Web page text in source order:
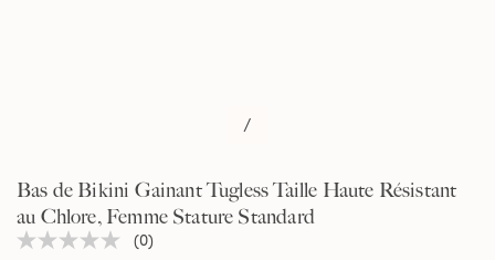
/
Bas de Bikini Gainant Tugless Taille Haute Résistant
au Chlore, Femme Stature Standard
Aucune
(0)